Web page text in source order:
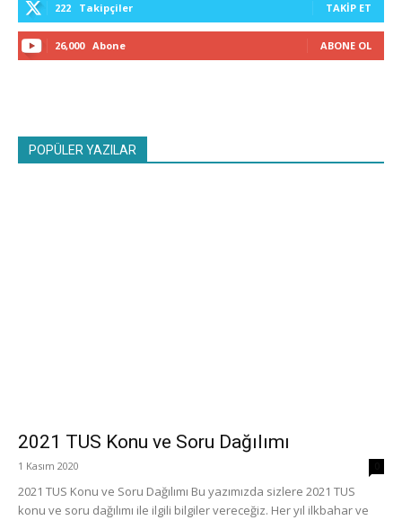
222 Takipçiler TAKIP ET
26,000 Abone ABONE OL
POPÜLER YAZILAR
2021 TUS Konu ve Soru Dağılımı
1 Kasım 2020
2021 TUS Konu ve Soru Dağılımı Bu yazımızda sizlere 2021 TUS
konu ve soru dağılımı ile ilgili bilgiler vereceğiz. Her yıl ilkbahar ve